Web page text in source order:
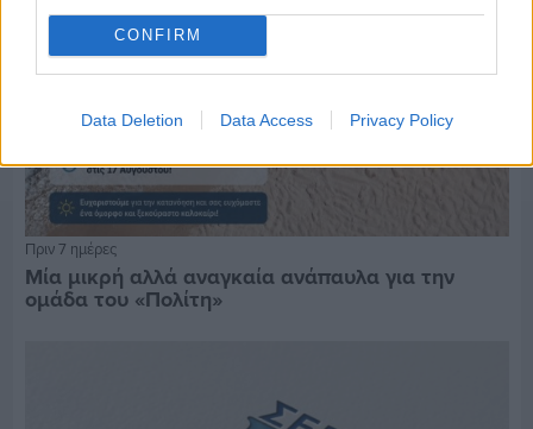
CONFIRM
Data Deletion Data Access Privacy Policy
Πριν 7 ημέρες
Μία μικρή αλλά αναγκαία ανάπαυλα για την
ομάδα του «Πολίτη»